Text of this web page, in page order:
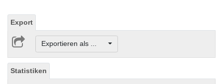
Export
Exportieren als ...
Statistiken